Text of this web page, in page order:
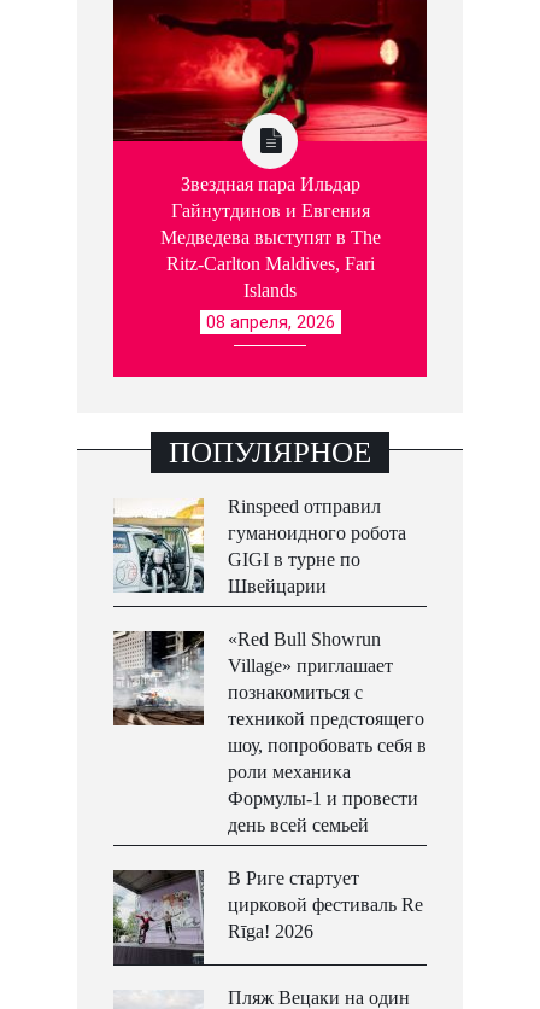
Звездная пара Ильдар
Гайнутдинов и Евгения
Медведева выступят в The
Ritz-Carlton Maldives, Fari
Islands
08 апреля, 2026
ПОПУЛЯРНОЕ
Rinspeed отправил
гуманоидного робота
GIGI в турне по
Швейцарии
«Red Bull Showrun
Village» приглашает
познакомиться с
техникой предстоящего
шоу, попробовать себя в
роли механика
Формулы-1 и провести
день всей семьей
В Риге стартует
цирковой фестиваль Re
Rīga! 2026
Пляж Вецаки на один